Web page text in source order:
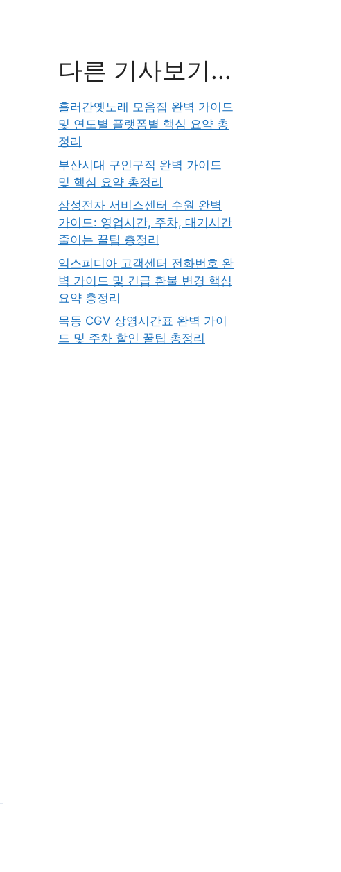
다른 기사보기...
흘러간옛노래 모음집 완벽 가이드
및 연도별 플랫폼별 핵심 요약 총
정리
부산시대 구인구직 완벽 가이드
및 핵심 요약 총정리
삼성전자 서비스센터 수원 완벽
가이드: 영업시간, 주차, 대기시간
줄이는 꿀팁 총정리
익스피디아 고객센터 전화번호 완
벽 가이드 및 긴급 환불 변경 핵심
요약 총정리
목동 CGV 상영시간표 완벽 가이
드 및 주차 할인 꿀팁 총정리